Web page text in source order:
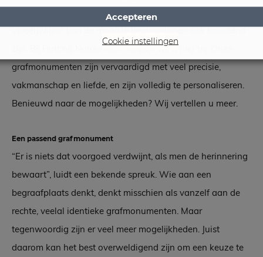
deze verdrietige periode veel op u afkomt. Toch kan het
vereeuwigen van de mooiste herinneringen ook troostend
zijn. Bij Hutting Natuursteen helpen we u hier bij. Onze
grafmonumenten zijn vervaardigd met veel precisie,
vakmanschap en liefde, en zijn volledig te personaliseren.
Benieuwd naar de mogelijkheden? Wij vertellen u meer.
Een passend grafmonument
“Er is niets dat voorgoed verdwijnt, als men de herinnering
bewaart”, luidt een bekende spreuk. Wie aan een
begraafplaats denkt, denkt misschien als vanzelf aan de
rechte, veelal identieke grafmonumenten. Maar
tegenwoordig zijn er veel meer mogelijkheden. Juist
daarom kan het best overweldigend zijn om een keuze te
Cookie instellingen
Accepteren